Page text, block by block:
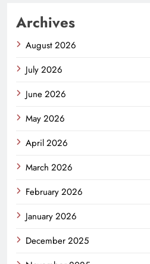
Archives
August 2026
July 2026
June 2026
May 2026
April 2026
March 2026
February 2026
January 2026
December 2025